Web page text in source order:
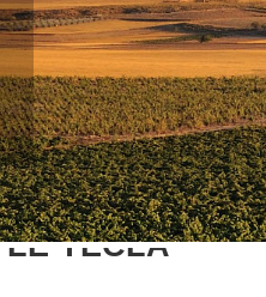
YECLA